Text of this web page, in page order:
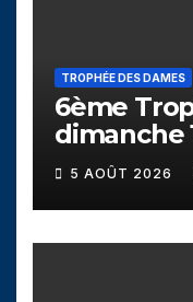
TROPHÉE DES DAMES
6ème
dimanche
Golf de
5 AOÛT 2026